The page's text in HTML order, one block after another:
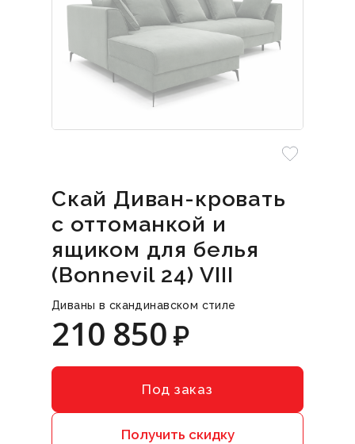
Скай Диван-кровать
с оттоманкой и
ящиком для белья
(Bonnevil 24) VIII
Диваны в скандинавском стиле
210 850 ₽
Под заказ
Получить скидку